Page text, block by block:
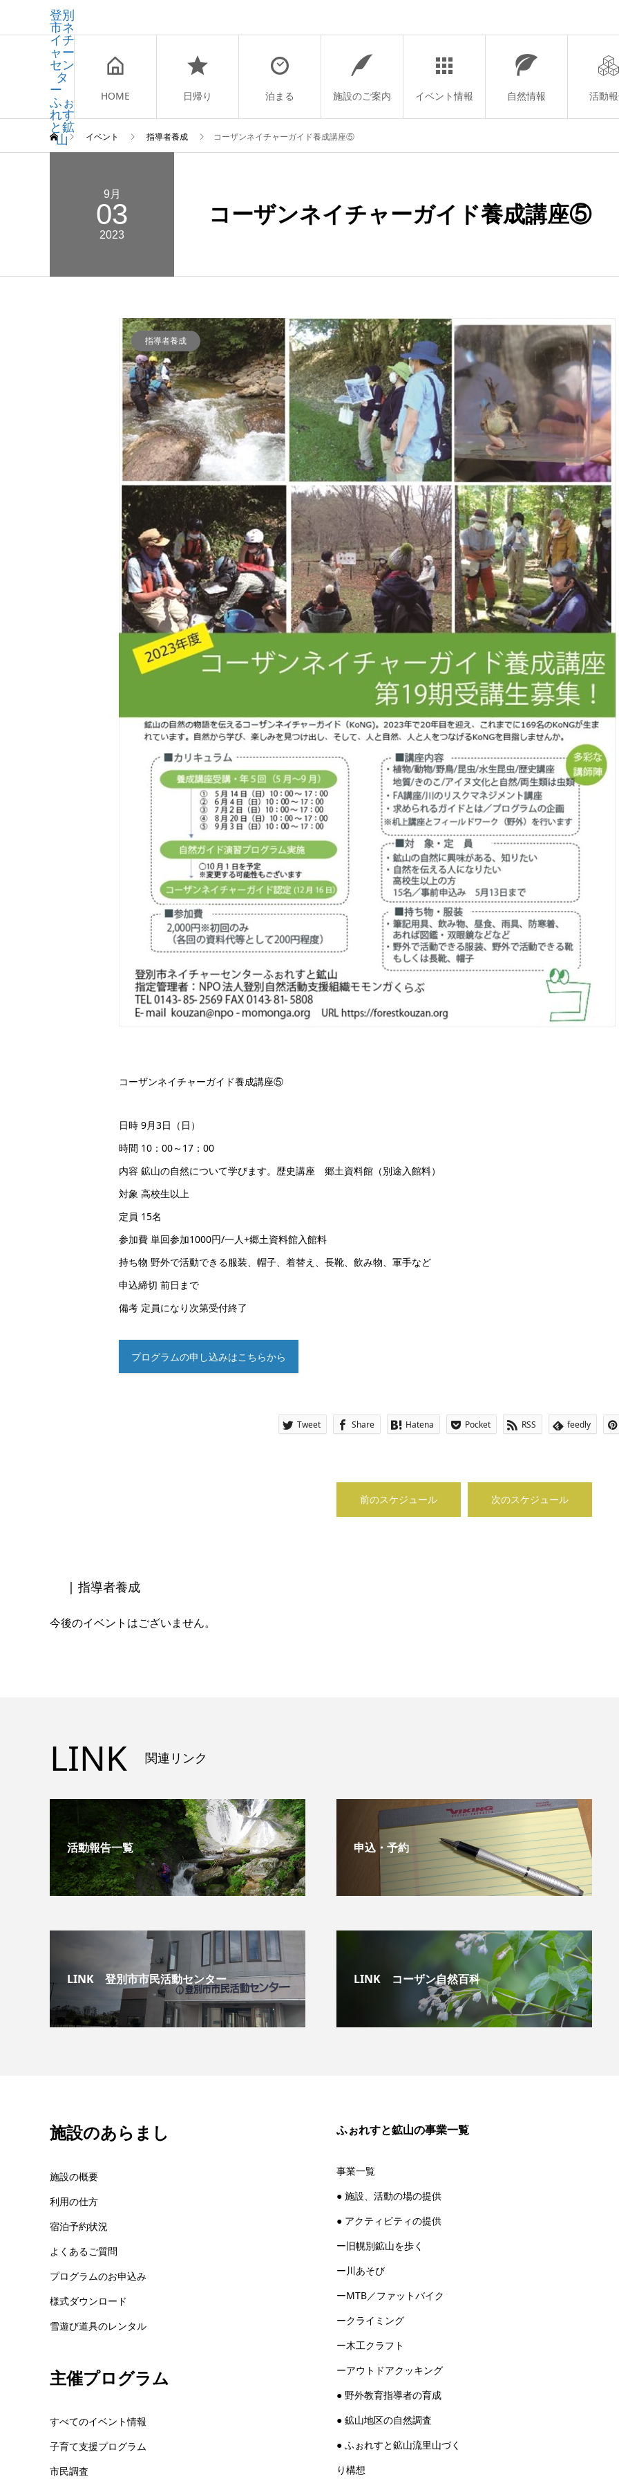
登別
市ネ
イチ
ャー
セン
タ
ー
ふぉ
れす
と鉱
山
HOME 日帰り 泊まる 施設のご案内 イベント情報 自然情報 活動
イベント 指導者養成 コーザンネイチャーガイド養成講座⑤
9月
03
2023
コーザンネイチャーガイド養成講座⑤
指導者養成
コーザンネイチャーガイド養成講座⑤
日時 9月3日（日）
時間 10：00～17：00
内容 鉱山の自然について学びます。歴史講座 郷土資料館（別途入館料）
対象 高校生以上
定員 15名
参加費 単回参加1000円/一人+郷土資料館入館料
持ち物 野外で活動できる服装、帽子、着替え、長靴、飲み物、軍手など
申込締切 前日まで
備考 定員になり次第受付終了
プログラムの申し込みはこちらから
Tweet Share Hatena Pocket RSS feedly
前のスケジュール 次のスケジュール
| 指導者養成
今後のイベントはございません。
LINK 関連リンク
活動報告一覧 申込・予約
LINK 登別市市民活動センター LINK コーザン自然百科
施設のあらまし
施設の概要
利用の仕方
宿泊予約状況
よくあるご質問
プログラムのお申込み
様式ダウンロード
雪遊び道具のレンタル
主催プログラム
すべてのイベント情報
子育て支援プログラム
市民調査
ふぉれすと鉱山の事業一覧
事業一覧
● 施設、活動の場の提供
● アクティビティの提供
ー旧幌別鉱山を歩く
ー川あそび
ーMTB／ファットバイク
ークライミング
ー木工クラフト
ーアウトドアクッキング
● 野外教育指導者の育成
● 鉱山地区の自然調査
● ふぉれすと鉱山流里山づく
り構想